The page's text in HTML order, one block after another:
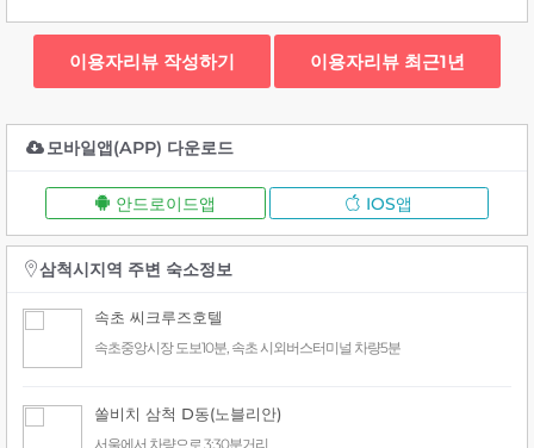
이용자리뷰 작성하기 이용자리뷰 최근1년
모바일앱(APP) 다운로드
안드로이드앱 IOS앱
삼척시지역 주변 숙소정보
속초 씨크루즈호텔
속초중앙시장 도보10분, 속초 시외버스터미널 차량5분
쏠비치 삼척 D동(노블리안)
서울에서 차량으로 3:30분거리